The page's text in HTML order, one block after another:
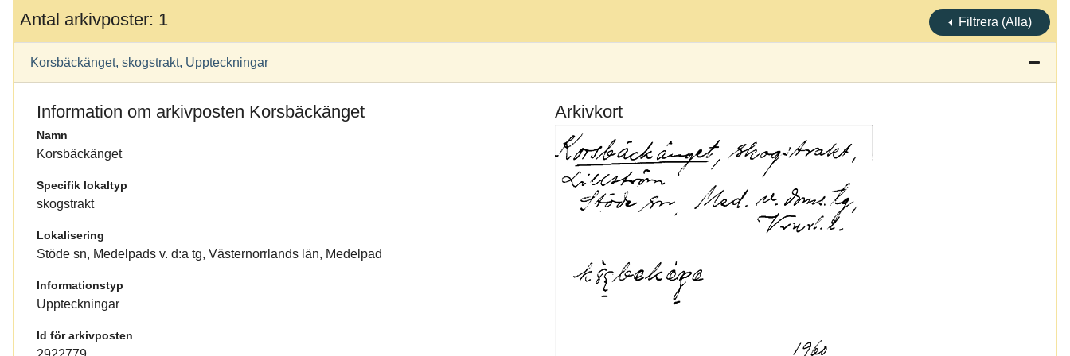
Antal arkivposter: 1 Filtrera (Alla)
Korsbäckänget, skogstrakt, Uppteckningar
Information om arkivposten Korsbäckänget
Namn
Korsbäckänget
Specifik lokaltyp
skogstrakt
Lokalisering
Stöde sn, Medelpads v. d:a tg, Västernorrlands län, Medelpad
Informationstyp
Uppteckningar
Id för arkivposten
Arkivkort